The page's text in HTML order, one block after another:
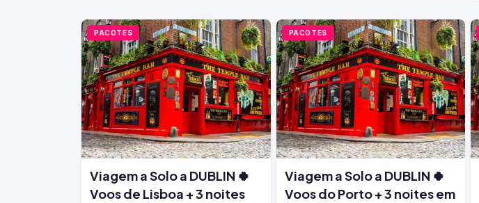
PACOTES
Viagem a Solo a DUBLIN 🍀
Voos de Lisboa + 3 noites
PACOTES
Viagem a Solo a DUBLIN 🍀
Voos do Porto + 3 noites em